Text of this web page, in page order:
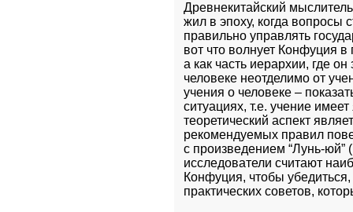
Древнекитайский
жил в эпоху, когда вопросы
правильно управлять
вот что волнует Конфуция
а как часть иерархии, где
человеке неотделимо от
учения о человеке –
ситуациях, т.е. учение
теоретический аспект
рекомендуемых правил
с произведением “Лунь-
исследователи считают
Конфуция, чтобы
практических советов,